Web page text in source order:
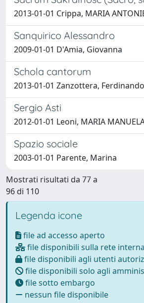
2013-01-01 Crippa, MARIA
Sanquirico Alessandro
2009-01-01 D'Amia, Giovanna
Schola cantorum
2013-01-01 Zanzottera, Ferdinando
Sergio Asti
2012-01-01 Leoni, MARIA
Spazio sociale
2003-01-01 Parente, Marina
Mostrati risultati da 77 a
96 di 110
Legenda icone
file ad accesso aperto
file disponibili sulla rete interna
file disponibili agli utenti
file disponibili solo agli
file sotto embargo
nessun file disponibile